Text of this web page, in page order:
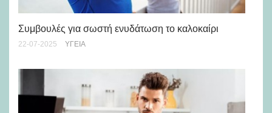
Συμβουλές για σωστή ενυδάτωση το καλοκαίρι
22-07-2025 ΥΓΕΊΑ